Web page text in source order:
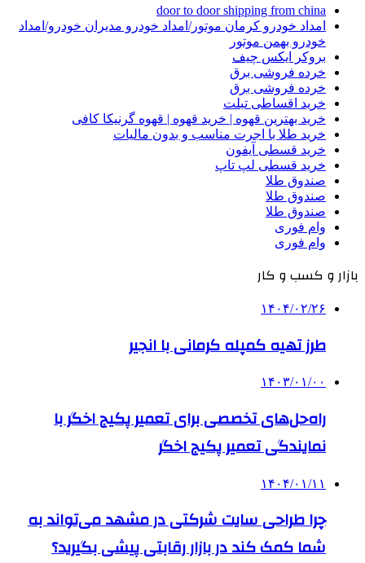
door to door shipping from china
امداد خودرو کرمان موتور/امداد خودرو مدیران خودرو/امداد
خودرو بهمن موتور
بروکر ایکس چیف
خرده فروشی برق
خرده فروشی برق
خرید اقساطی تبلت
خرید بهترین قهوه | خرید قهوه | قهوه گرنیکا کافی
خرید طلا با اجرت مناسب و بدون مالیات
خرید قسطی آیفون
خرید قسطی لپ تاپ
صندوق طلا
صندوق طلا
صندوق طلا
وام فوری
وام فوری
بازار و کسب و کار
۱۴۰۴/۰۲/۲۶
طرز تهیه کمپله کرمانی با انجیر
۱۴۰۳/۰۱/۰۰
راه‌حل‌های تخصصی برای تعمیر پکیج اخگر با
نمایندگی تعمیر پکیج اخگر
۱۴۰۴/۰۱/۱۱
چرا طراحی سایت شرکتی در مشهد می‌تواند به
شما کمک کند در بازار رقابتی پیشی بگیرید؟